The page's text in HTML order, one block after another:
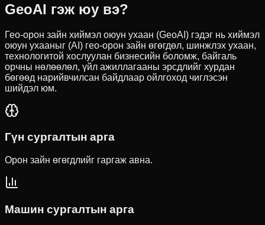
GeoAI гэж юу вэ?
Гео-орон зайн хиймэл оюун ухаан (GeoAI) гэдэг нь хиймэл
оюун ухааныг (AI) гео-орон зайн өгөгдөл, шинжлэх ухаан,
технологитой хослуулан бизнесийн боломж, байгаль
орчны нөлөөлөл, үйл ажиллагааны эрсдлийг хурдан
бөгөөд нарийвчилсан байдлаар ойлгоход чиглэсэн
шийдэл юм.
Гүн сургалтын арга
Орон зайн өгөгдлийг гаргаж авна.
Машин сургалтын арга